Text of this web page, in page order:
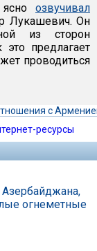
озвучивал
Лукашевич. Он
из сторон
предлагает
проводиться
с
ресурсы
Азербайджана,
огнеметные